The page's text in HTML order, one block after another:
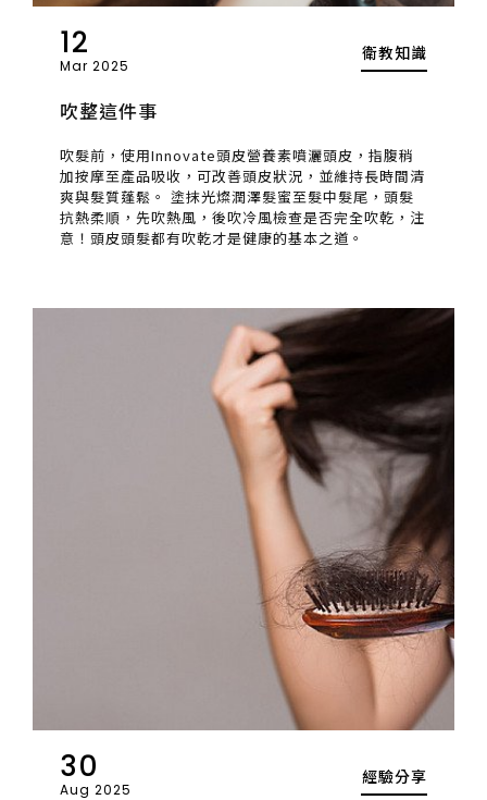
12
Mar 2025
衛教知識
吹整這件事
吹髮前，使用Innovate頭皮營養素噴灑頭皮，指腹稍
加按摩至產品吸收，可改善頭皮狀況，並維持長時間清
爽與髮質蓬鬆。 塗抹光燦潤澤髮蜜至髮中髮尾，頭髮
抗熱柔順，先吹熱風，後吹冷風檢查是否完全吹乾，注
意！頭皮頭髮都有吹乾才是健康的基本之道。
30
Aug 2025
經驗分享